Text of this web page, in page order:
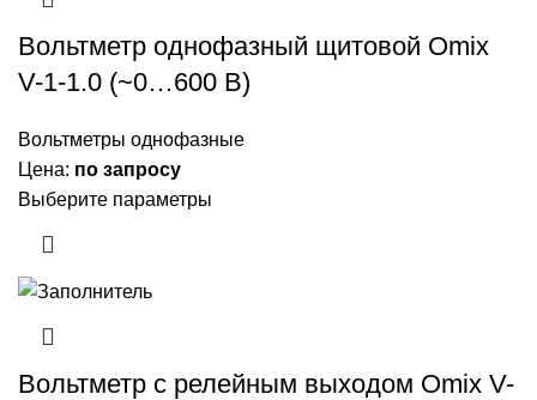
Вольтметр однофазный щитовой Omix
V-1-1.0 (~0…600 В)
Вольтметры однофазные
Цена: по запросу
Выберите параметры
Вольтметр с релейным выходом Omix V-